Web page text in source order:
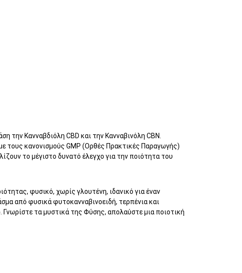
την Κανναβδιόλη CBD και την Κανναβινόλη CBN.
τους κανονισμούς GMP (Ορθές Πρακτικές Παραγωγής)
το μέγιστο δυνατό έλεγχο για την ποιότητα του
φυσικό, χωρίς γλουτένη, ιδανικό για έναν
από φυσικά φυτοκανναβινοειδή, τερπένια και
τα μυστικά της Φύσης, απολαύστε μια ποιοτική